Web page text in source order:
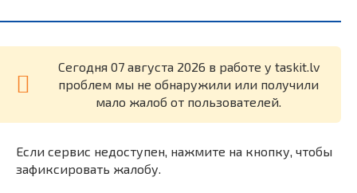
Cегодня 07 августа 2026 в работе у taskit.lv
проблем мы не обнаружили или получили
мало жалоб от пользователей.
Если сервис недоступен, нажмите на кнопку, чтобы
зафиксировать жалобу.